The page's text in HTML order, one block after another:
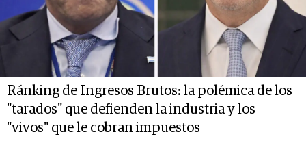
Ránking de Ingresos Brutos: la polémica de los
"tarados" que defienden la industria y los
"vivos" que le cobran impuestos